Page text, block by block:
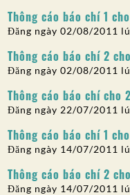
Thông cáo báo chí 1
Đăng ngày 02/08/2011
Thông cáo báo chí 2
Đăng ngày 02/08/2011
Thông cáo báo chí cho
Đăng ngày 22/07/2011
Thông cáo báo chí 1
Đăng ngày 14/07/2011
Thông cáo báo chí 2
Đăng ngày 14/07/2011